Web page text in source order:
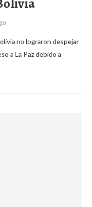
no lograron despejar
a La Paz debido a